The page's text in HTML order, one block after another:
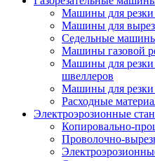
Машины для резки
Машины для
Седельные
Машины газовой
Машины для резки
швеллеров
Машины для
Расходные
Электроэрозионные
Копировально-
Проволочно-